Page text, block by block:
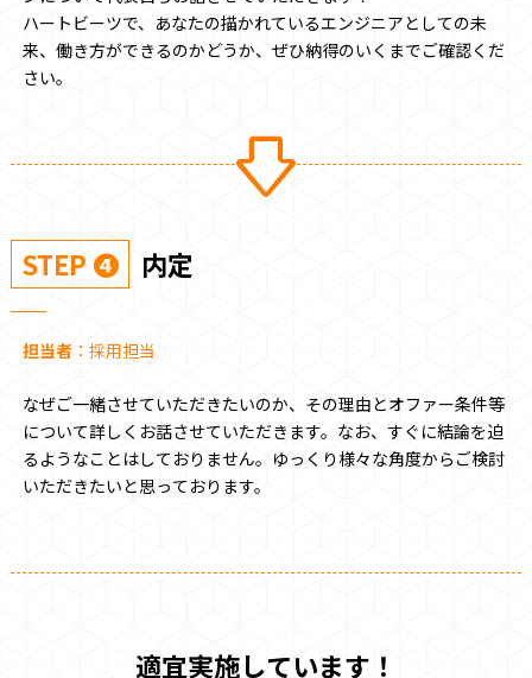
ハートビーツで、あなたの描かれているエンジニアとしての未
来、働き方ができるのかどうか、ぜひ納得のいくまでご確認くだ
さい。
STEP ❹ 内定
担当者：採用担当
なぜご一緒させていただきたいのか、その理由とオファー条件等
について詳しくお話させていただきます。なお、すぐに結論を迫
るようなことはしておりません。ゆっくり様々な角度からご検討
いただきたいと思っております。
適宜実施しています！